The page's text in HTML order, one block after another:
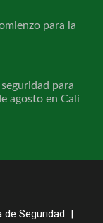
para la
para
agosto en Cali
de Seguridad